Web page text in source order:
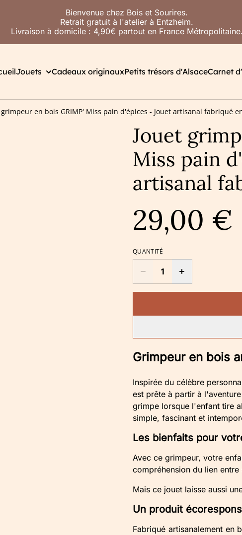
Bienvenue chez Bois et Sourires.
Retrait gratuit à l'atelier à Entzheim.
Livraison à domicile : 4,90€ partout en France Métropolitaine.
Jouets Cadeaux originauxPetits trésors d'AlsaceCarnet
grimpeur en bois GRIMP' Miss pain d'épices - Jouet artisanal fabriqué
Jouet
Miss pain
artisanal
29,00 €
QUANTITÉ
Grimpeur en bois
Inspirée du célèbre
est prête à partir à
grimpe lorsque l'enfant tire
simple, fascinant et
Les bienfaits pour
Avec ce grimpeur, votre
compréhension du lien
Mais ce jouet laisse aussi
Un produit
Fabriqué artisanalement en